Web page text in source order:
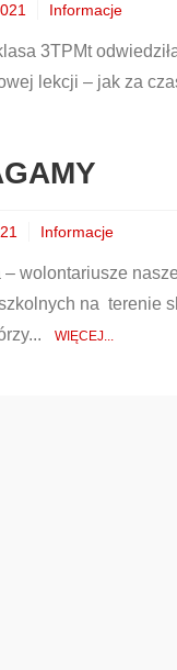
Informacje
3TPMt
lekcji – jak za
Informacje
wolontariusze
na terenie
WIĘCEJ...